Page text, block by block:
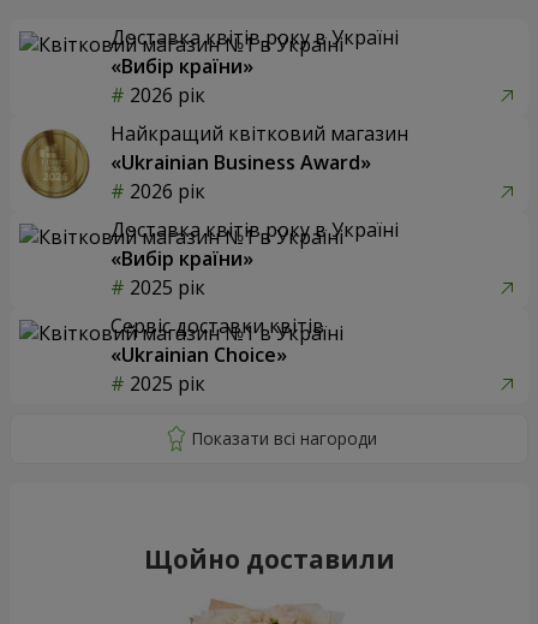
Доставка квітів року в Україні
«Вибір країни»
2026 рік
Найкращий квітковий магазин
«Ukrainian Business Award»
2026 рік
Доставка квітів року в Україні
«Вибір країни»
2025 рік
Сервіс доставки квітів
«Ukrainian Choice»
2025 рік
Щойно доставили